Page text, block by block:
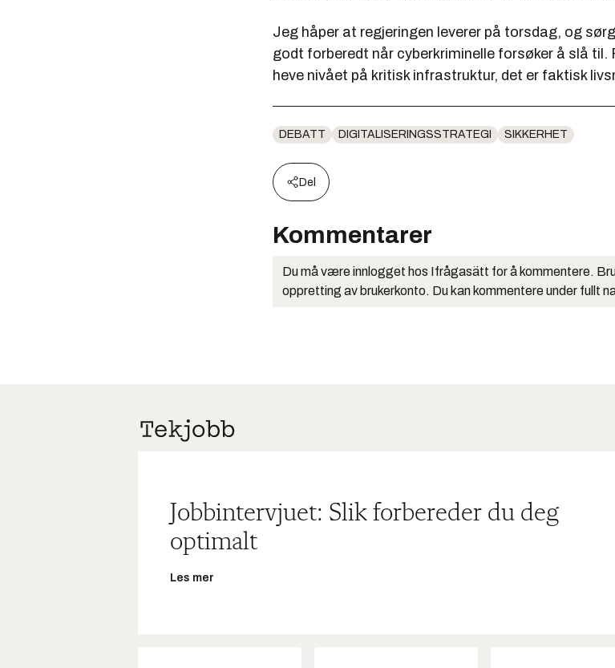
Jeg håper at regjeringen leverer på torsdag, og
godt forberedt når cyberkriminelle forsøker å slå til.
heve nivået på kritisk infrastruktur, det er faktisk
DEBATT DIGITALISERINGSSTRATEGI SIKKERHET
Del
Kommentarer
Du må være innlogget hos Ifrågasätt for å kommentere.
oppretting av brukerkonto. Du kan kommentere under fullt
Jobbintervjuet: Slik forbereder du deg
optimalt
Les mer